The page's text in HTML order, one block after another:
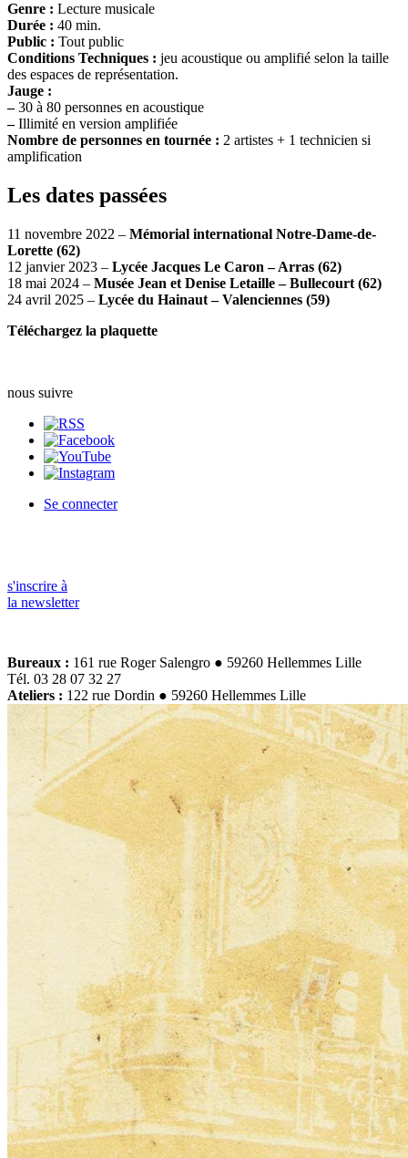
Genre : Lecture musicale
Durée : 40 min.
Public : Tout public
Conditions Techniques : jeu acoustique ou amplifié selon la taille
des espaces de représentation.
Jauge :
–30 à 80 personnes en acoustique
–Illimité en version amplifiée
Nombre de personnes en tournée : 2 artistes + 1 technicien si
amplification
Les dates passées
11 novembre 2022 – Mémorial international Notre-Dame-de-
Lorette (62)
12 janvier 2023 – Lycée Jacques Le Caron – Arras (62)
18 mai 2024 – Musée Jean et Denise Letaille – Bullecourt (62)
24 avril 2025 – Lycée du Hainaut – Valenciennes (59)
Téléchargez la plaquette
nous suivre
Se connecter
s'inscrire à
la newsletter
Bureaux : 161 rue Roger Salengro ● 59260 Hellemmes Lille
Tél. 03 28 07 32 27
Ateliers : 122 rue Dordin ● 59260 Hellemmes Lille